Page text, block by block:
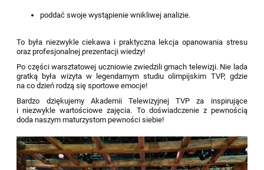
poddać swoje wystąpienie wnikliwej analizie.
To była niezwykle ciekawa i praktyczna lekcja opanowania stresu
oraz profesjonalnej prezentacji wiedzy!
Po części warsztatowej uczniowie zwiedzili gmach telewizji. Nie lada
gratką była wizyta w legendarnym studiu olimpijskim TVP, gdzie
na co dzień rodzą się sportowe emocje!
Bardzo dziękujemy Akademii Telewizyjnej TVP za inspirujące
i niezwykle wartościowe zajęcia. To doświadczenie z pewnością
doda naszym maturzystom pewności siebie!